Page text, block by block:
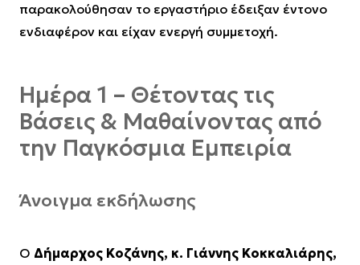
παρακολούθησαν το εργαστήριο έδειξαν έντονο
ενδιαφέρον και είχαν ενεργή συμμετοχή.
Ημέρα 1 – Θέτοντας τις
Βάσεις & Μαθαίνοντας από
την Παγκόσμια Εμπειρία
Άνοιγμα εκδήλωσης
Ο Δήμαρχος Κοζάνης, κ. Γιάννης Κοκκαλιάρης,